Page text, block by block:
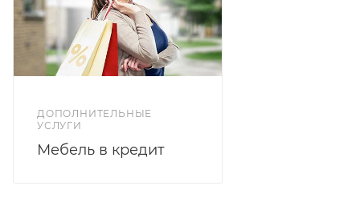
ДОПОЛНИТЕЛЬНЫЕ
УСЛУГИ
Мебель в кредит